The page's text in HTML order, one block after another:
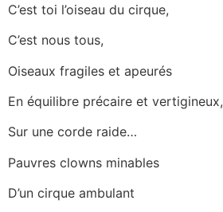
C’est toi l’oiseau du cirque,
C’est nous tous,
Oiseaux fragiles et apeurés
En équilibre précaire et vertigineux,
Sur une corde raide…
Pauvres clowns minables
D’un cirque ambulant